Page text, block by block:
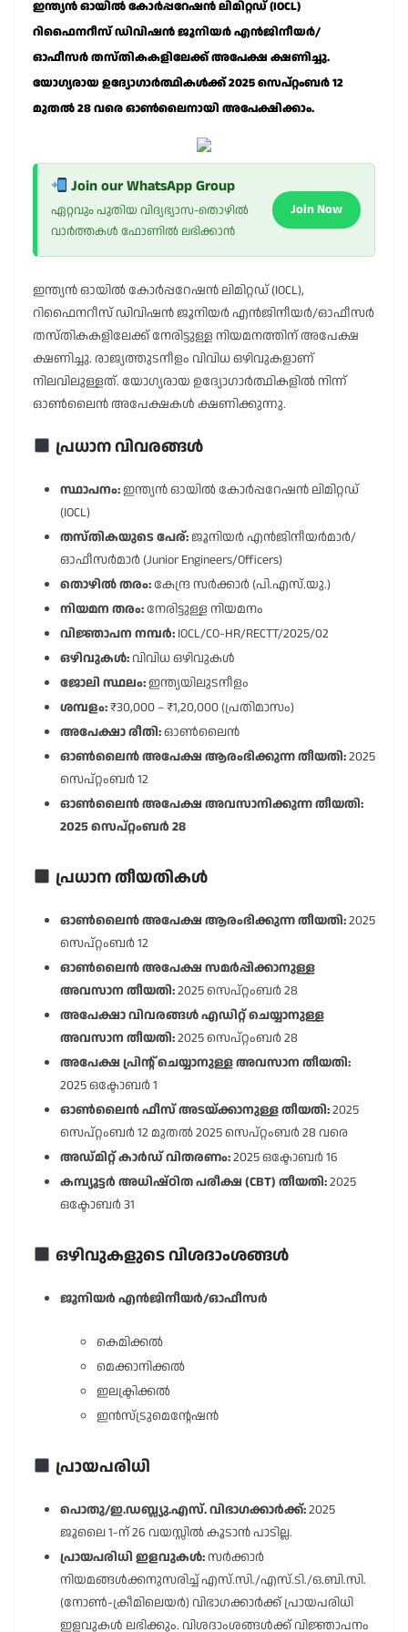
ഇന്ത്യൻ ഓയിൽ കോർപ്പറേഷൻ ലിമിറ്റഡ് (IOCL)
റിഫൈനറീസ് ഡിവിഷൻ ജൂനിയർ എൻജിനീയർ/
ഓഫീസർ തസ്തികകളിലേക്ക് അപേക്ഷ ക്ഷണിച്ചു.
യോഗ്യരായ ഉദ്യോഗാർത്ഥികൾക്ക് 2025 സെപ്റ്റംബർ 12
മുതൽ 28 വരെ ഓൺലൈനായി അപേക്ഷിക്കാം.
Join our WhatsApp Group
ഏറ്റവും പുതിയ വിദ്യഭ്യാസ-തൊഴിൽ
വാർത്തകൾ ഫോണിൽ ലഭിക്കാൻ
Join Now
ഇന്ത്യൻ ഓയിൽ കോർപ്പറേഷൻ ലിമിറ്റഡ് (IOCL),
റിഫൈനറീസ് ഡിവിഷൻ ജൂനിയർ എൻജിനീയർ/ഓഫീസർ
തസ്തികകളിലേക്ക് നേരിട്ടുള്ള നിയമനത്തിന് അപേക്ഷ
ക്ഷണിച്ചു. രാജ്യത്തുടനീളം വിവിധ ഒഴിവുകളാണ്
നിലവിലുള്ളത്. യോഗ്യരായ ഉദ്യോഗാർത്ഥികളിൽ നിന്ന്
ഓൺലൈൻ അപേക്ഷകൾ ക്ഷണിക്കുന്നു.
പ്രധാന വിവരങ്ങൾ
സ്ഥാപനം:ഇന്ത്യൻ ഓയിൽ കോർപ്പറേഷൻ ലിമിറ്റഡ്
(IOCL)
തസ്തികയുടെ പേര്: ജൂനിയർ എൻജിനീയർമാർ/
ഓഫീസർമാർ (Junior Engineers/Officers)
തൊഴിൽ തരം:കേന്ദ്ര സർക്കാർ (പി.എസ്.യു.)
നിയമന തരം:നേരിട്ടുള്ള നിയമനം
വിജ്ഞാപന നമ്പർ: IOCL/CO-HR/RECTT/2025/02
ഒഴിവുകൾ: വിവിധ ഒഴിവുകൾ
ജോലി സ്ഥലം:ഇന്ത്യയിലുടനീളം
ശമ്പളം:₹30,000 – ₹1,20,000 (പ്രതിമാസം)
അപേക്ഷാ രീതി:ഓൺലൈൻ
ഓൺലൈൻ അപേക്ഷ ആരംഭിക്കുന്ന തീയതി:2025
സെപ്റ്റംബർ 12
ഓൺലൈൻ അപേക്ഷ അവസാനിക്കുന്ന തീയതി:
2025 സെപ്റ്റംബർ 28
പ്രധാന തീയതികൾ
ഓൺലൈൻ അപേക്ഷ ആരംഭിക്കുന്ന തീയതി:2025
സെപ്റ്റംബർ 12
ഓൺലൈൻ അപേക്ഷ സമർപ്പിക്കാനുള്ള
അവസാന തീയതി:2025 സെപ്റ്റംബർ 28
അപേക്ഷാ വിവരങ്ങൾ എഡിറ്റ് ചെയ്യാനുള്ള
അവസാന തീയതി:2025 സെപ്റ്റംബർ 28
അപേക്ഷ പ്രിൻ്റ് ചെയ്യാനുള്ള അവസാന തീയതി:
2025 ഒക്ടോബർ 1
ഓൺലൈൻ ഫീസ് അടയ്ക്കാനുള്ള തീയതി:2025
സെപ്റ്റംബർ 12 മുതൽ 2025 സെപ്റ്റംബർ 28 വരെ
അഡ്മിറ്റ് കാർഡ് വിതരണം:2025 ഒക്ടോബർ 16
കമ്പ്യൂട്ടർ അധിഷ്ഠിത പരീക്ഷ (CBT) തീയതി:2025
ഒക്ടോബർ 31
ഒഴിവുകളുടെ വിശദാംശങ്ങൾ
ജൂനിയർ എൻജിനീയർ/ഓഫീസർ
കെമിക്കൽ
മെക്കാനിക്കൽ
ഇലക്ട്രിക്കൽ
ഇൻസ്ട്രുമെൻ്റേഷൻ
പ്രായപരിധി
പൊതു/ഇ.ഡബ്ല്യു.എസ്. വിഭാഗക്കാർക്ക്:2025
ജൂലൈ 1-ന് 26 വയസ്സിൽ കൂടാൻ പാടില്ല.
പ്രായപരിധി ഇളവുകൾ:സർക്കാർ
നിയമങ്ങൾക്കനുസരിച്ച് എസ്.സി./എസ്.ടി./ഒ.ബി.സി.
(നോൺ-ക്രീമിലെയർ) വിഭാഗക്കാർക്ക് പ്രായപരിധി
ഇളവുകൾ ലഭിക്കും. വിശദാംശങ്ങൾക്ക് വിജ്ഞാപനം